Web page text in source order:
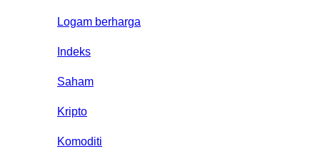
Logam berharga
Indeks
Saham
Kripto
Komoditi